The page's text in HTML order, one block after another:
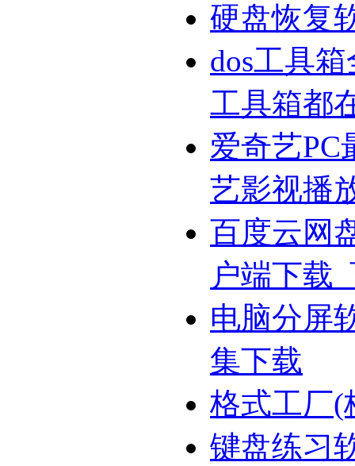
硬盘恢复
dos工具
工具箱都
爱奇艺PC
艺影视播
百度云网
户端下载
电脑分屏
集下载
格式工厂(
键盘练习